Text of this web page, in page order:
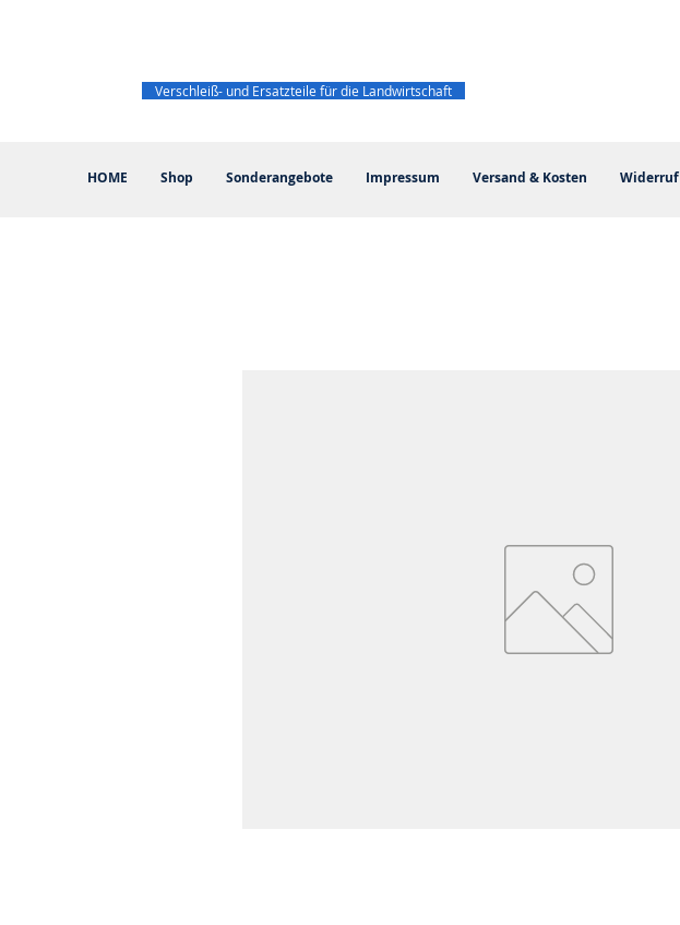
HOME Shop Sonderangebote Impressum Versand & Kosten Widerruf
Verschleiß- und Ersatzteile für die Landwirtschaft